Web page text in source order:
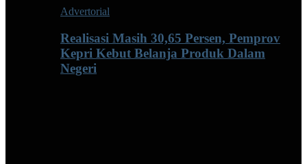
Advertorial
Realisasi Masih 30,65 Persen, Pemprov
Kepri Kebut Belanja Produk Dalam
Negeri